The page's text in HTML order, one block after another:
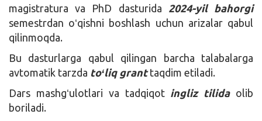
magistratura va PhD dasturida 2024-yil bahorgi
semestrdan oʻqishni boshlash uchun arizalar qabul
qilinmoqda.
Bu dasturlarga qabul qilingan barcha talabalarga
avtomatik tarzda toʻliq grant taqdim etiladi.
Dars mashgʻulotlari va tadqiqot ingliz tilida olib
boriladi.